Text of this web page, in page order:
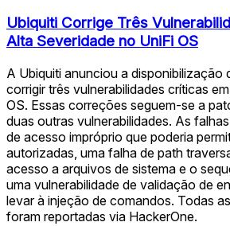
Ubiquiti Corrige Três
Alta Severidade no UniFi OS
A Ubiquiti anunciou a disponibilização
corrigir três vulnerabilidades críticas
OS. Essas correções seguem-se a
duas outras vulnerabilidades. As
de acesso impróprio que poderia
autorizadas, uma falha de path
acesso a arquivos de sistema e o
uma vulnerabilidade de validação de
levar à injeção de comandos. Todas
foram reportadas via HackerOne.